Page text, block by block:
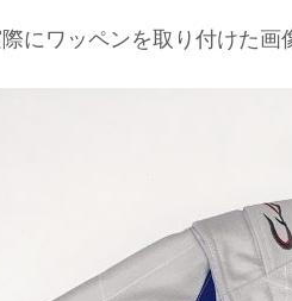
にワッペンを取り付けた画